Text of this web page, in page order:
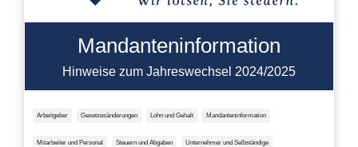
Mandanteninformation
Hinweise zum Jahreswechsel 2024/2025
Arbeitgeber Gesetzesänderungen Lohn und Gehalt Mandanteninformation
Mitarbeiter und Personal Steuern und Abgaben Unternehmer und Selbständige